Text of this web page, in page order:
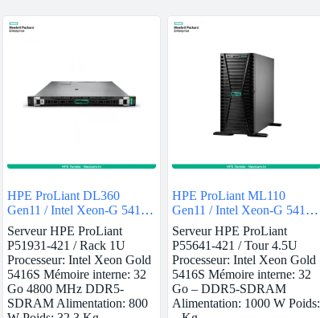
HPE ProLiant DL360
Gen11 / Intel Xeon-G 5416S
/ 32GB
Serveur HPE ProLiant
P51931-421 / Rack 1U
Processeur: Intel Xeon Gold
5416S Mémoire interne: 32
Go 4800 MHz DDR5-
SDRAM Alimentation: 800
HPE ProLiant ML110
Gen11 / Intel Xeon-G 5416S
/ 32GB
Serveur HPE ProLiant
P55641-421 / Tour 4.5U
Processeur: Intel Xeon Gold
5416S Mémoire interne: 32
Go – DDR5-SDRAM
Alimentation: 1000 W Poids: